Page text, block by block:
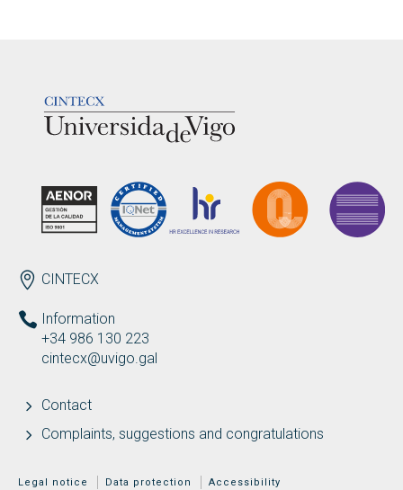
Equality
GL ES Search
for:
SEARCH
ENDEREZO EN
CINTECX
Information
+34 986 130 223
cintecx@uvigo.gal
Contact
Complaints, suggestions and congratulations
MENÚ ADICIONAL
Legal notice Data protection Accessibility